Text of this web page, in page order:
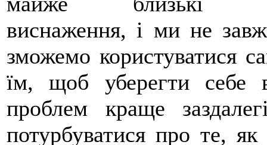
виснаження, і ми не
зможемо користуватися
їм, щоб уберегти себе
проблем краще
потурбуватися про те, як